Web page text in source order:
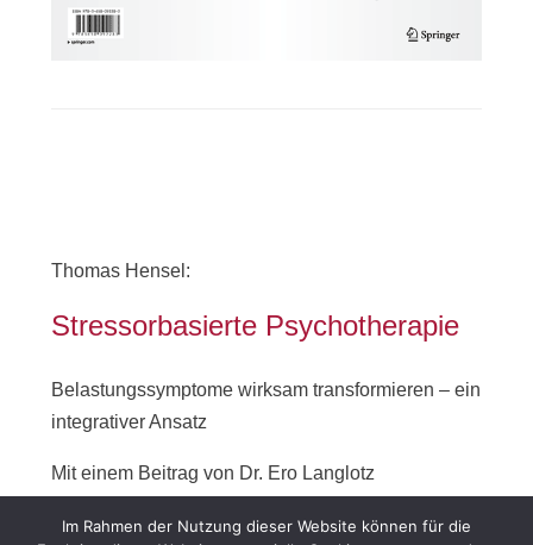
Thomas Hensel:
Stressorbasierte Psychotherapie
Belastungssymptome wirksam transformieren – ein
integrativer Ansatz
Mit einem Beitrag von Dr. Ero Langlotz
Mehr Infos und Bestellung >>
Im Rahmen der Nutzung dieser Website können für die